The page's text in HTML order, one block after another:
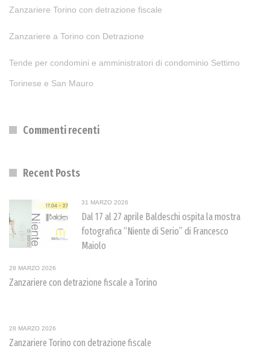
Zanzariere Torino con detrazione fiscale
Zanzariere a Torino con Detrazione
Tende per condomini e amministratori di condominio Settimo
Torinese e San Mauro
Commenti recenti
Recent Posts
31 MARZO 2026
Dal 17 al 27 aprile Baldeschi ospita la mostra
fotografica “Niente di Serio” di Francesco
Maiolo
28 MARZO 2026
Zanzariere con detrazione fiscale a Torino
28 MARZO 2026
Zanzariere Torino con detrazione fiscale